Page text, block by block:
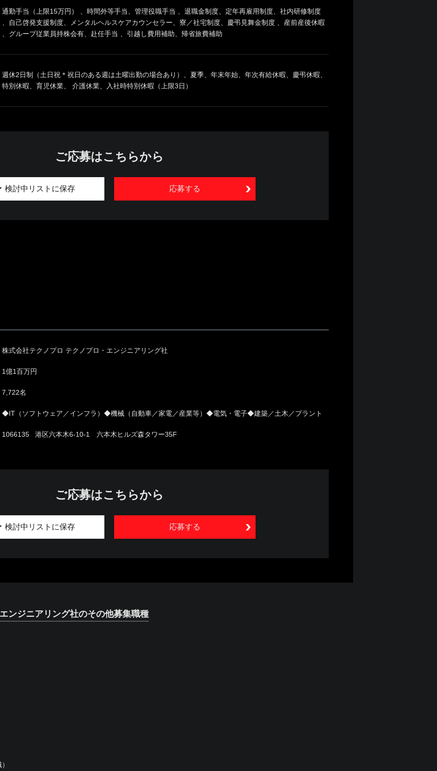
通勤手当（上限15万円） 、時間外等手当、管理役職手当 、退職金制度、定年再雇用制度、社内研修制度
、自己啓発支援制度、メンタルヘルスケアカウンセラー、寮／社宅制度、慶弔見舞金制度 、産前産後休暇
、グループ従業員持株会有、赴任手当 、引越し費用補助、帰省旅費補助
週休2日制（土日祝＊祝日のある週は土曜出勤の場合あり）、夏季、年末年始、年次有給休暇、慶弔休暇、
特別休暇、育児休業、 介護休業、入社時特別休暇（上限3日）
ご応募はこちらから
応募する
検討中リストに保存
株式会社テクノプロ テクノプロ・エンジニアリング社
1億1百万円
7,722名
◆IT（ソフトウェア／インフラ）◆機械（自動車／家電／産業等）◆電気・電子◆建築／土木／プラント
1066135 港区六本木6-10-1 六本木ヒルズ森タワー35F
ご応募はこちらから
応募する
検討中リストに保存
ンジニアリング社のその他募集職種